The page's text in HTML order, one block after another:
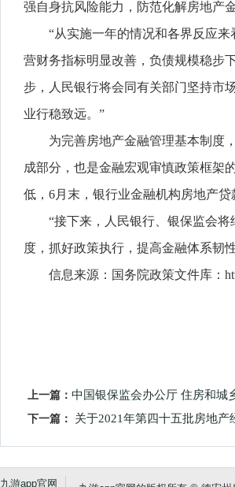
强自身抗风险能力，防范化解房地产
“从实施一年的情况和各界反应
营财务指标明显改善，负债规模稳步
步，人民银行将会同有关部门坚持市
业行稳致远。”
为完善房地产金融管理基本制度
成部分，也是金融宏观审慎政策框架
低，6月末，银行业金融机构房地产
“接下来，人民银行、银保监会
度，抓好政策执行，提高金融体系韧
信息来源：国务院政策文件库：
上一篇： 中国银保监会办公厅 住房和城
下一篇：
关于2021年第四十五批房地
九游app官网